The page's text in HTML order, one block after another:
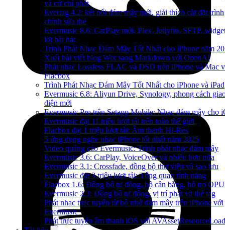
và cử chỉ phát
Evertag 4.2: kết nối đám mây mới, giải thích cài đặt trình
chỉnh sửa thẻ
Evermusic 8.6: CarPlay mới, Plex, Jellyfin, SFTP,
lời bài hát
Trình Phát Nhạc Đám Mây Tốt Nhất cho iPhone năm
Xuất bài viết blog Wix sang Markdown với OpenAI
Phát nhạc Lossless FLAC và DSD trên iPhone và Mac
Flacbox
Trình Phát Nhạc Đám Mây Tốt Nhất cho iPhone và iPad
Evermusic 6.8: Aliyun Drive, Synology, phong cách
diện mới
Evermusic Pro trên Setapp Mobile: Nhạc đám mây cho
Evermusic đạt 11 triệu lượt tải trên toàn thế giới
Flacbox đạt 1 triệu lượt tải: Âm thanh Hi-Res
5 ứng dụng nghe nhạc iPhone tốt nhất năm 2025
Video quảng cáo Evermusic: Trình phát nhạc đám mây
Evermusic 3.6: CarPlay, VoiceOver và nhiều hơn nữa
Evermusic 3.1: Crossfade, đồng bộ thư viện và sao lưu
Evermusic đạt 3 triệu lượt tải: Tổng quan tính năng
Flacbox 1.6: Đồng bộ tự động, bộ cân bằng, hỗ trợ
Evermusic 2.3: Đồng bộ tự động, vị trí phát và thẻ tag
Phát nhạc trực tuyến từ bộ nhớ đám mây trên iPhone với
Evermusic
Phát trực tuyến âm thanh iOS với